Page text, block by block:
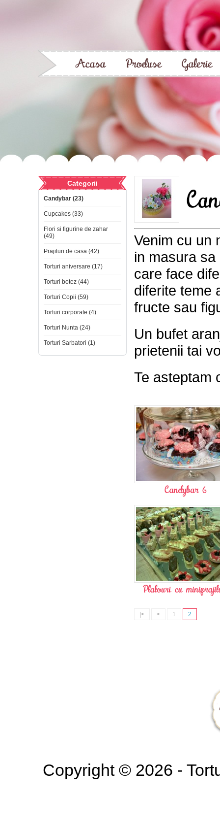
Categorii
Candybar (23)
Cupcakes (33)
Flori si figurine de zahar
(49)
Prajituri de casa (42)
Torturi aniversare (17)
Torturi botez (44)
Torturi Copii (59)
Torturi corporate (4)
Torturi Nunta (24)
Torturi Sarbatori (1)
Venim cu un
in masura
care face
diferite teme
fructe sau
Un bufet
prietenii tai
Te asteptam
|< < 1 2
Copyright © 2026 -